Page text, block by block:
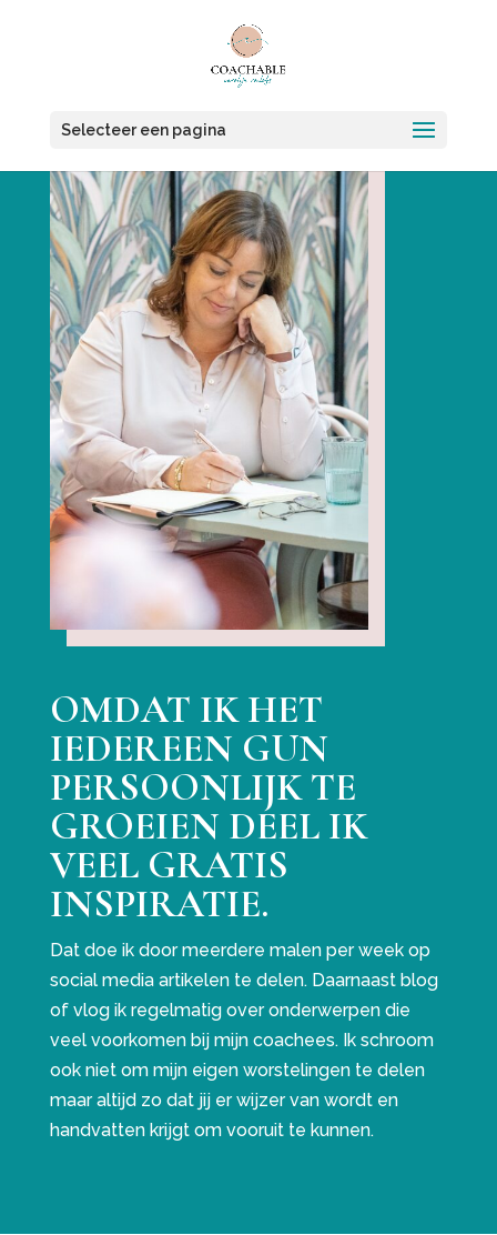
Selecteer een pagina
OMDAT IK HET
IEDEREEN GUN
PERSOONLIJK TE
GROEIEN DEEL IK
VEEL GRATIS
INSPIRATIE.
Dat doe ik door meerdere malen per week op
social media artikelen te delen. Daarnaast blog
of vlog ik regelmatig over onderwerpen die
veel voorkomen bij mijn coachees. Ik schroom
ook niet om mijn eigen worstelingen te delen
maar altijd zo dat jij er wijzer van wordt en
handvatten krijgt om vooruit te kunnen.